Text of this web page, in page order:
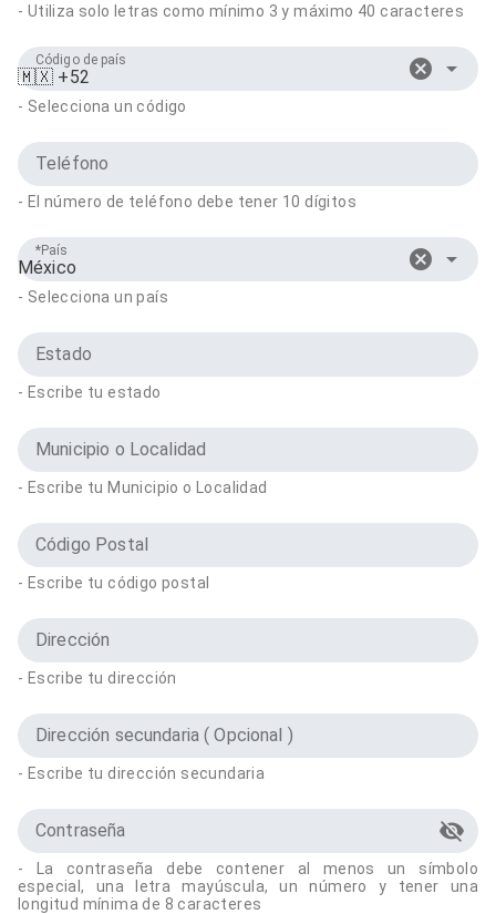
- Utiliza solo letras como mínimo 3 y máximo 40 caracteres
Código de país
🇲🇽 +52
- Selecciona un código
Teléfono
- El número de teléfono debe tener 10 dígitos
País
México
- Selecciona un país
Estado
- Escribe tu estado
Municipio o Localidad
- Escribe tu Municipio o Localidad
Código Postal
- Escribe tu código postal
Dirección
- Escribe tu dirección
Dirección secundaria ( Opcional )
- Escribe tu dirección secundaria
Contraseña
- La contraseña debe contener al menos un símbolo
especial, una letra mayúscula, un número y tener una
longitud mínima de 8 caracteres